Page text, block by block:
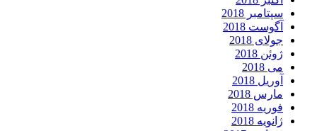
سپتامبر 2018
آگوست 2018
جولای 2018
ژوئن 2018
می 2018
آوریل 2018
مارس 2018
فوریه 2018
ژانویه 2018